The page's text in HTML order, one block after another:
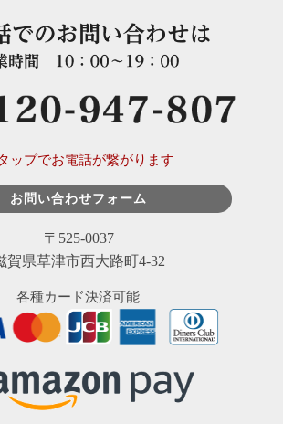
ップでお電話が繋がります
お問い合わせフォーム
〒525-0037
賀県草津市西大路町4-32
各種カード決済可能